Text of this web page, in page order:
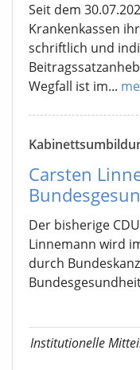
Seit dem
Krankenkassen
schriftlich und
Wegfall ist im...
Carsten
Der bisherige
Linnemann wird
durch
Institutionelle